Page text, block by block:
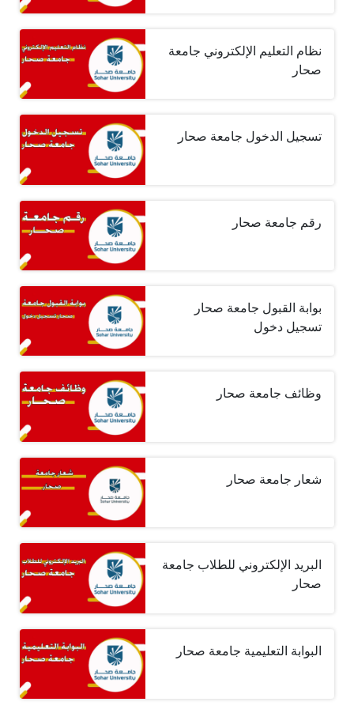
نظام التعليم الإلكتروني جامعة
صحار
تسجيل الدخول جامعة صحار
رقم جامعة صحار
بوابة القبول جامعة صحار
تسجيل دخول
وظائف جامعة صحار
شعار جامعة صحار
البريد الإلكتروني للطلاب جامعة
صحار
البوابة التعليمية جامعة صحار